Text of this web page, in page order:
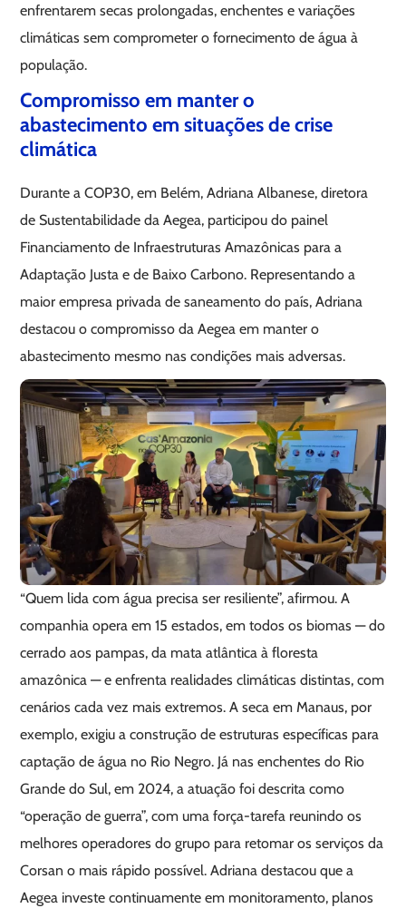
enfrentarem secas prolongadas, enchentes e variações
climáticas sem comprometer o fornecimento de água à
população.
Compromisso em manter o
abastecimento em situações de crise
climática
Durante a COP30, em Belém, Adriana Albanese, diretora
de Sustentabilidade da Aegea, participou do painel
Financiamento de Infraestruturas Amazônicas para a
Adaptação Justa e de Baixo Carbono. Representando a
maior empresa privada de saneamento do país, Adriana
destacou o compromisso da Aegea em manter o
abastecimento mesmo nas condições mais adversas.
“Quem lida com água precisa ser resiliente”, afirmou. A
companhia opera em 15 estados, em todos os biomas — do
cerrado aos pampas, da mata atlântica à floresta
amazônica — e enfrenta realidades climáticas distintas, com
cenários cada vez mais extremos. A seca em Manaus, por
exemplo, exigiu a construção de estruturas específicas para
captação de água no Rio Negro. Já nas enchentes do Rio
Grande do Sul, em 2024, a atuação foi descrita como
“operação de guerra”, com uma força-tarefa reunindo os
melhores operadores do grupo para retomar os serviços da
Corsan o mais rápido possível. Adriana destacou que a
Aegea investe continuamente em monitoramento, planos